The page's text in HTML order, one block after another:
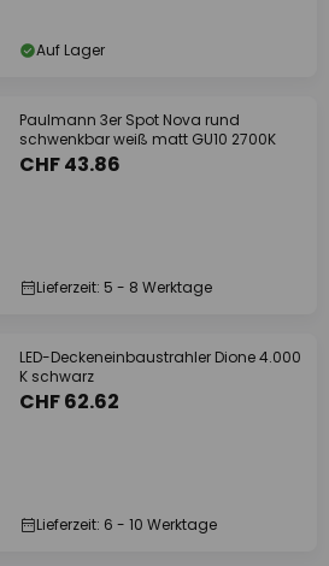
Auf Lager
Paulmann 3er Spot Nova rund
schwenkbar weiß matt GU10 2700K
CHF 43.86
Lieferzeit: 5 - 8 Werktage
LED-Deckeneinbaustrahler Dione 4.000
K schwarz
CHF 62.62
Lieferzeit: 6 - 10 Werktage